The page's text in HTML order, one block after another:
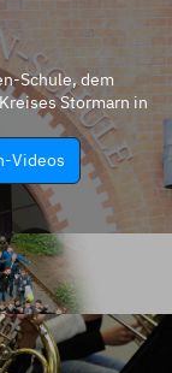
Schule, dem
Stormarn in
Videos